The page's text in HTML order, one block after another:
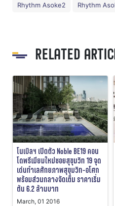
Rhythm Asoke2 Rhythm
RELATED
โนเบิลฯ เปิดตัว Noble BE19 คอน
โดพรีเมียมใหม่ซอยสุขุมวิท 19 จุด
เด่นทำเลศักยภาพสุขุมวิท-อโศก
พร้อมส่วนกลางจัดเต็ม ราคาเริ่ม
ต้น 6.2 ล้านบาท
March, 01 2016